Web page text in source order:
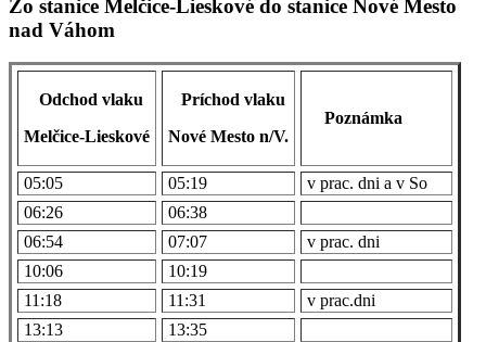
Zo stanice Melčice-Lieskové do stanice Nové Mesto
nad Váhom
Odchod vlaku
Melčice-Lieskové
Príchod vlaku
Nové Mesto n/V.
Poznámka
05:05 05:19
v prac. dni a v So
06:26
06:38
06:54
07:07
v prac. dni
10:06
10:19
11:18
11:31
v prac.dni
13:13
13:35